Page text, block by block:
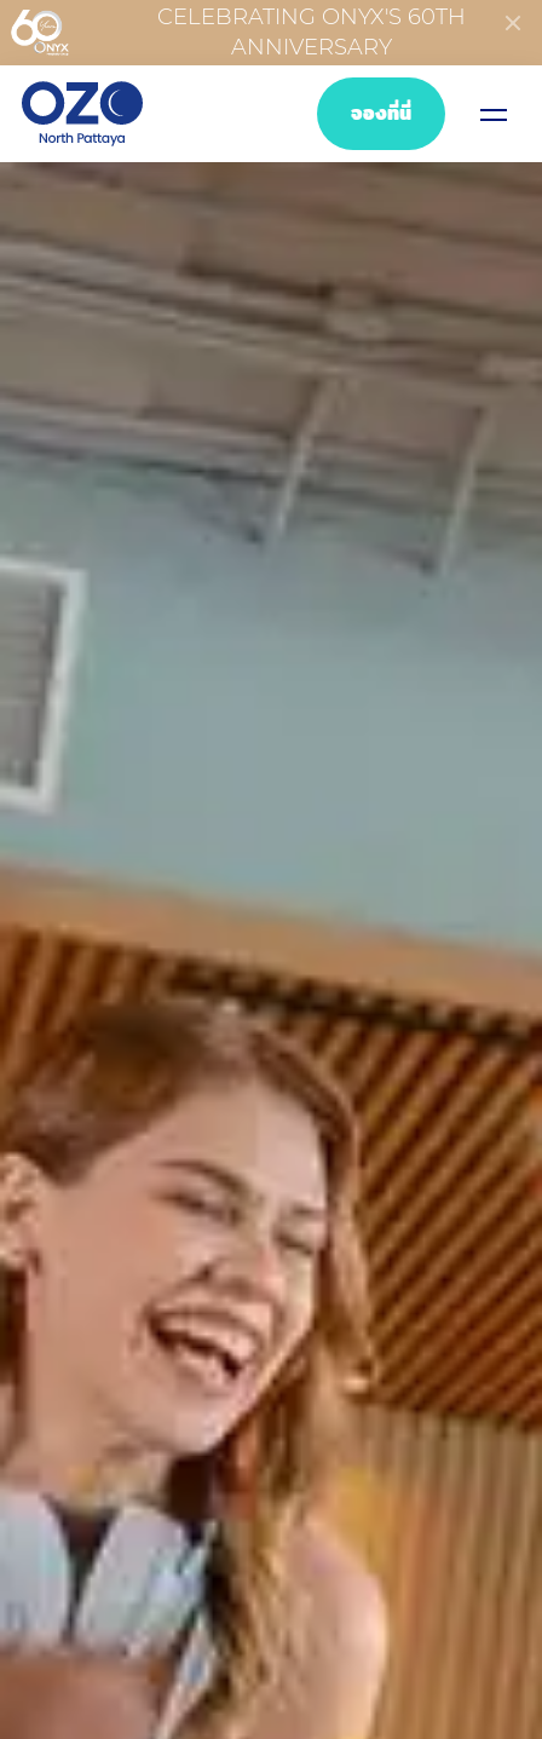
CELEBRATING ONYX'S 60TH
ANNIVERSARY
จองที่นี่